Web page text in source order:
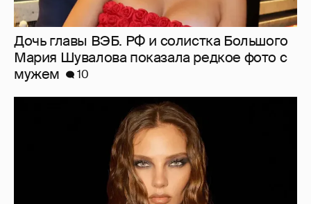
Дочь главы ВЭБ. РФ и солистка Большого
Мария Шувалова показала редкое фото с
мужем
10